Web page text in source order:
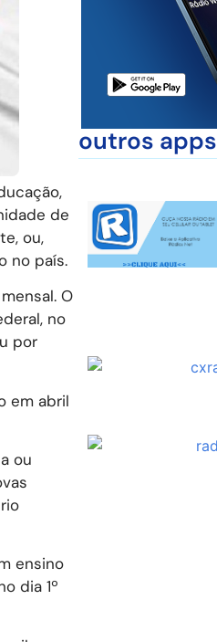
de
ou,
no país.
O
no
por
em abril
ou
ensino
dia 1º
outros apps